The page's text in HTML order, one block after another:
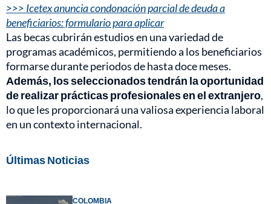
>>> Icetex anuncia condonación parcial de deuda a
beneficiarios: formulario para aplicar
Las becas cubrirán estudios en una variedad de
programas académicos, permitiendo a los beneficiarios
formarse durante periodos de hasta doce meses.
Además, los seleccionados tendrán la oportunidad
de realizar prácticas profesionales en el extranjero,
lo que les proporcionará una valiosa experiencia laboral
en un contexto internacional.
Últimas Noticias
COLOMBIA